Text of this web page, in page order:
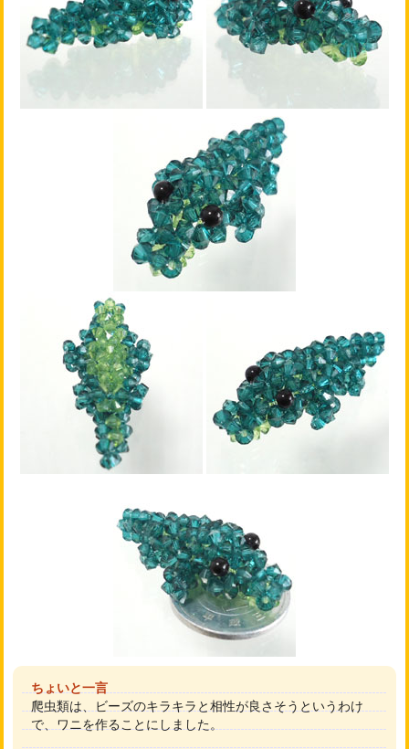
ちょいと一言
爬虫類は、ビーズのキラキラと相性が良さそうというわけ
で、ワニを作ることにしました。